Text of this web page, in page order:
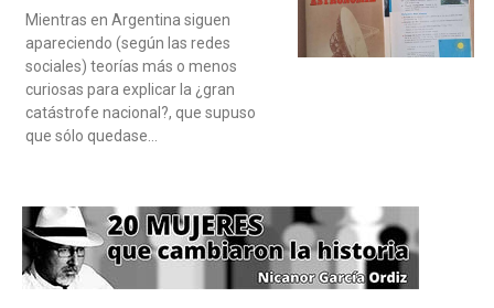
Mientras en Argentina siguen
apareciendo (según las redes
sociales) teorías más o menos
curiosas para explicar la ¿gran
catástrofe nacional?, que supuso
que sólo quedase…